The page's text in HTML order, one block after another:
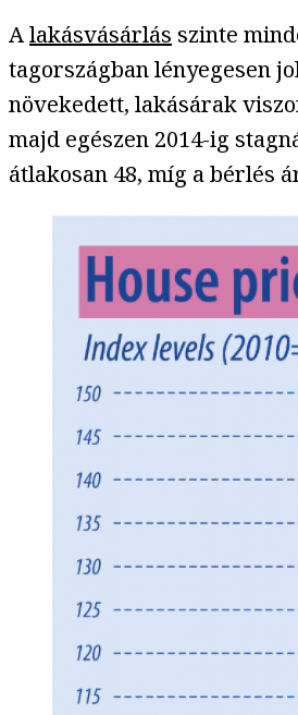
Alakásvásárlás szinte
tagországban lényegesen
növekedett, lakásárak
majd egészen 2014-ig
átlakosan 48, míg a bérlés